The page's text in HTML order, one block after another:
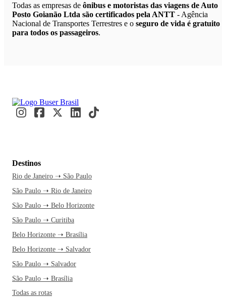
Todas as empresas de ônibus e motoristas das viagens de Auto
Posto Goianão Ltda são certificados pela ANTT - Agência
Nacional de Transportes Terrestres e o seguro de vida é gratuito
para todos os passageiros.
Destinos
Rio de Janeiro ➝ São Paulo
São Paulo ➝ Rio de Janeiro
São Paulo ➝ Belo Horizonte
São Paulo ➝ Curitiba
Belo Horizonte ➝ Brasília
Belo Horizonte ➝ Salvador
São Paulo ➝ Salvador
São Paulo ➝ Brasília
Todas as rotas